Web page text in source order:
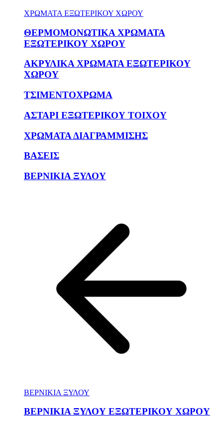
ΧΡΩΜΑΤΑ ΕΞΩΤΕΡΙΚΟΥ ΧΩΡΟΥ
ΘΕΡΜΟΜΟΝΩΤΙΚΑ ΧΡΩΜΑΤΑ
ΕΞΩΤΕΡΙΚΟΥ ΧΩΡΟΥ
ΑΚΡΥΛΙΚΑ ΧΡΩΜΑΤΑ ΕΞΩΤΕΡΙΚΟΥ
ΧΩΡΟΥ
ΤΣΙΜΕΝΤΟΧΡΩΜΑ
ΑΣΤΑΡΙ ΕΞΩΤΕΡΙΚΟΥ ΤΟΙΧΟΥ
ΧΡΩΜΑΤΑ ΔΙΑΓΡΑΜΜΙΣΗΣ
ΒΑΣΕΙΣ
ΒΕΡΝΙΚΙΑ ΞΥΛΟΥ
ΒΕΡΝΙΚΙΑ ΞΥΛΟΥ
ΒΕΡΝΙΚΙΑ ΞΥΛΟΥ ΕΞΩΤΕΡΙΚΟΥ ΧΩΡΟΥ